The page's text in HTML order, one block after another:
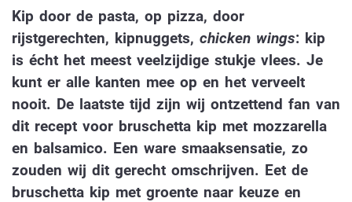
Kip door de pasta, op pizza, door
rijstgerechten, kipnuggets, chicken wings: kip
is écht het meest veelzijdige stukje vlees. Je
kunt er alle kanten mee op en het verveelt
nooit. De laatste tijd zijn wij ontzettend fan van
dit recept voor bruschetta kip met mozzarella
en balsamico. Een ware smaaksensatie, zo
zouden wij dit gerecht omschrijven. Eet de
bruschetta kip met groente naar keuze en